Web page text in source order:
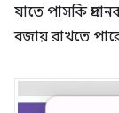
যাতে পাসকি
বজায় রাখতে